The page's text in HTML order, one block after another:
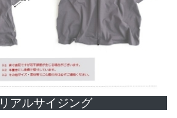
リアルサイジング